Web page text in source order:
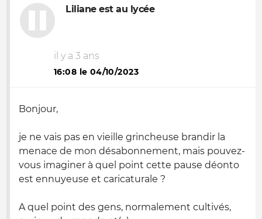
Liliane est au lycée
il y a 3 ans
16:08 le 04/10/2023
Bonjour,
je ne vais pas en vieille grincheuse brandir la
menace de mon désabonnement, mais pouvez-
vous imaginer à quel point cette pause déonto
est ennuyeuse et caricaturale ?
A quel point des gens, normalement cultivés,